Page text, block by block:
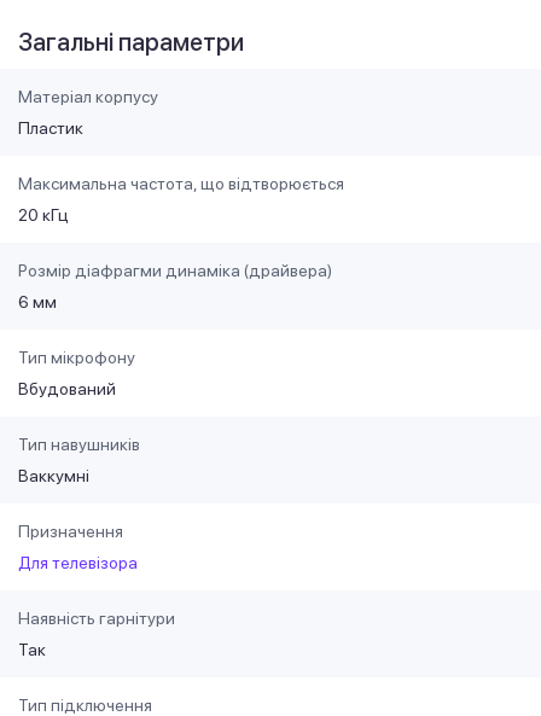
Загальні параметри
Матеріал корпусу
Пластик
Максимальна частота, що відтворюється
20 кГц
Розмір діафрагми динаміка (драйвера)
6 мм
Тип мікрофону
Вбудований
Тип навушників
Ваккумні
Призначення
Для телевізора
Наявність гарнітури
Так
Тип підключення